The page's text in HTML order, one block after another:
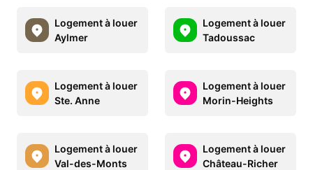
Logement à louer
Aylmer
Logement à louer
Tadoussac
Logement à louer
Ste. Anne
Logement à louer
Morin-Heights
Logement à louer
Val-des-Monts
Logement à louer
Château-Richer